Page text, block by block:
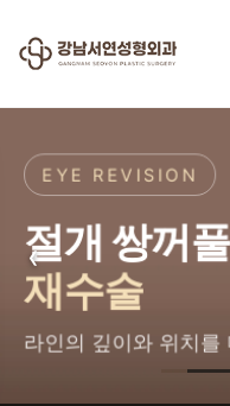
EYE REVISION
절개 쌍꺼풀
재수술
라인의 깊이와 위치를
‹